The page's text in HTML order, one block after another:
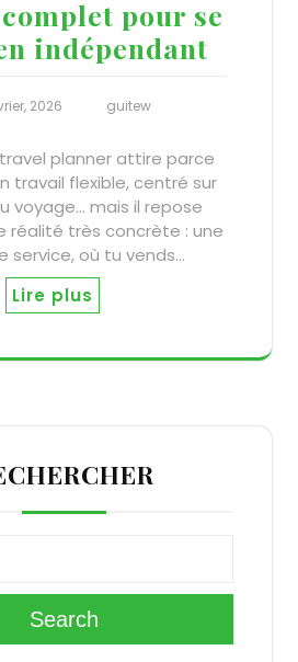
pour se
indépendant
2026 guitew
planner attire parce
travail flexible, centré sur
voyage… mais il repose
réalité très concrète : une
service, où tu vends…
Lire plus
Search